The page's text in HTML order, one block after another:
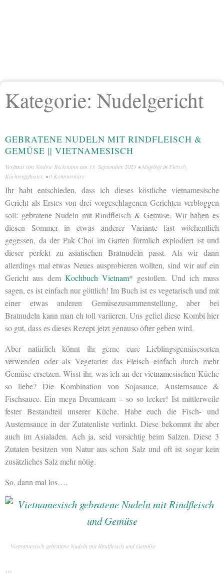
Kategorie: Nudelgericht
GEBRATENE NUDELN MIT RINDFLEISCH &
GEMÜSE || VIETNAMESISCH
Verfasst von Nadine Beckmann am 13. September 2023 • Abgelegt in Fleisch
Küchengeflüster, •0 Kommentare
Ihr habt entschieden, dass ich dieses köstliche vietnamesische
Gericht als Erstes von drei vorgeschlagenen Gerichten verbloggen
soll: gebratene Nudeln mit Rindfleisch & Gemüse. Wir haben es
diesen Sommer in etwas anderer Variante fast wöchentlich
gegessen, da der Pak Choi im Garten förmlich explodiert ist und
dieser perfekt zu asiatischen Bratnudeln passt. Als wir dann
allerdings mal etwas Neues ausprobieren wollten, sind wir auf ein
Gericht aus dem Kochbuch Vietnam* gestoßen. Und ich muss
sagen, es ist einfach nur göttlich! Im Buch ist es vegetarisch und mit
einer etwas anderen Gemüsezusammenstellung, aber bei
Bratnudeln kann man eh toll variieren. Uns gefiel diese Kombi hier
so gut, dass es dieses Rezept jetzt genauso öfter geben wird.
Aber natürlich könnt ihr gerne eure Lieblingsgemüsesorten
verwenden oder als Vegetarier das Fleisch einfach durch mehr
Gemüse ersetzen. Wisst ihr, was ich an der vietnamesischen Küche
so liebe? Die Kombination von Sojasauce, Austernsauce &
Fischsauce. Ein mega Dreamteam – so so lecker! Ist mittlerweile
fester Bestandteil unserer Küche. Habe euch die Fisch- und
Austernsauce in der Zutatenliste verlinkt. Diese bekommt ihr aber
auch im Asialaden. Ach ja, seid vorsichtig beim Salzen. Diese 3
Zutaten besitzen von Natur aus schon Salz und oft ist sogar kein
zusätzliches Salz mehr nötig.
So, dann mal los….
Vietnamesisch gebratene Nudeln mit Rindfleisch und Gemüse
…